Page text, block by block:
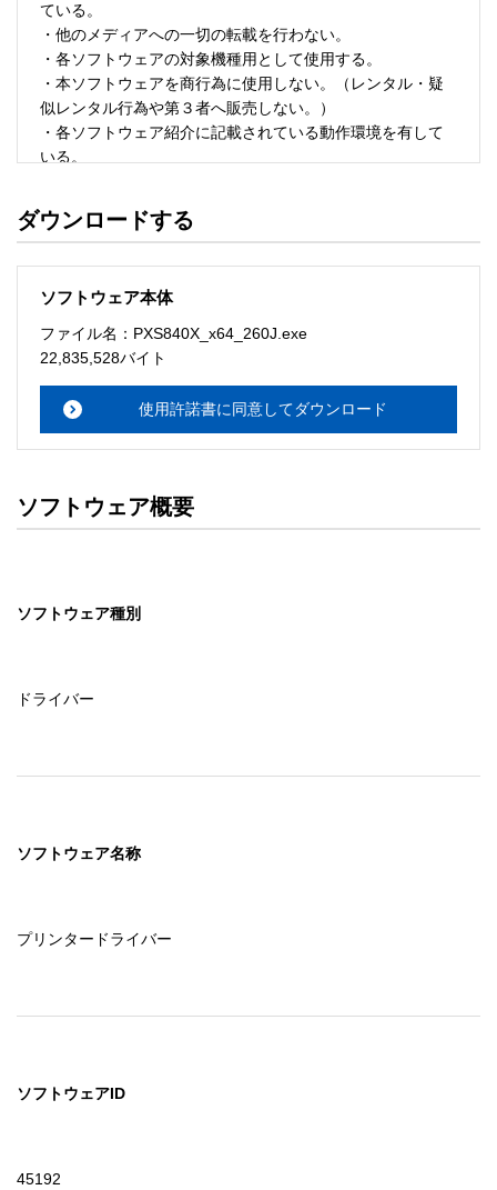
ている。
・他のメディアへの一切の転載を行わない。
・各ソフトウェアの対象機種用として使用する。
・本ソフトウェアを商行為に使用しない。（レンタル・疑
似レンタル行為や第３者へ販売しない。）
・各ソフトウェア紹介に記載されている動作環境を有して
いる。
・ソフトウェアを改変、またはリバースエンジニアリング
ソフトウェアのサポート
・本サーバでは、ユーザーサポートは行いません。搭載ソ
メーションセンターまでお願い
ルをお読み下さい。
ソフトウェアの保証範囲
・ソフトウェアのダウンロード・導入はお客様の責任にお
セイコーエプソン株式会社に帰属します。
ダウンロードする
ソフトウェア本体
ファイル名：PXS840X_x64_260J.exe
22,835,528バイト
使用許諾書に同意してダウンロード
ソフトウェア概要
ソフトウェア種別
ドライバー
ソフトウェア名称
プリンタードライバー
ソフトウェアID
45192